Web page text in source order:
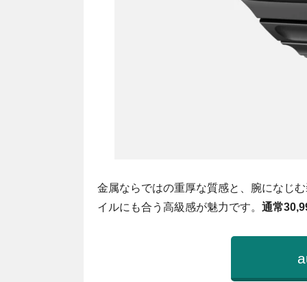
金属ならではの重厚な質感と、腕になじ
イルにも合う高級感が魅力です。 通常